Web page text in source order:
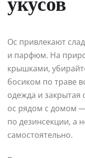
укусов
Ос привлекают
и парфюм. На
крышками,
босиком по траве
одежда и закрытая
ос рядом с домом
по дезинсекции, а
самостоятельно.